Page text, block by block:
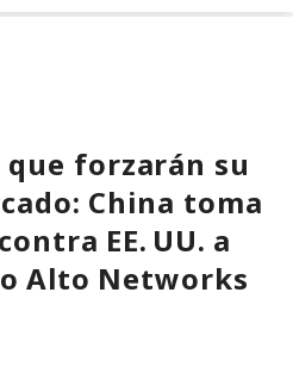
forzarán su
China toma
EE. UU. a
Alto Networks